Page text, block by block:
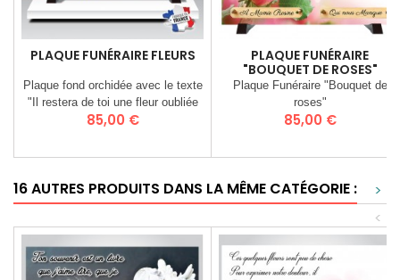
PLAQUE FUNÉRAIRE FLEURS
Plaque fond orchidée avec le texte
"Il restera de toi une fleur oubliée
qui ne s'est jamais fanée"
Prix
85,00 €
PLAQUE FUNÉRAIRE
"BOUQUET DE ROSES"
Plaque Funéraire "Bouquet de
roses"
Prix
85,00 €
16 AUTRES PRODUITS DANS LA MÊME CATÉGORIE :
>
<